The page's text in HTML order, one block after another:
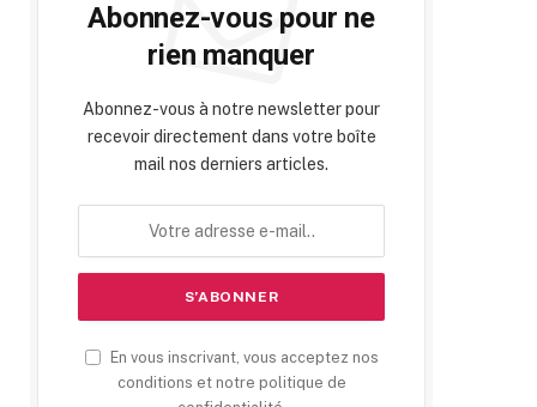
Abonnez-vous pour ne
rien manquer
Abonnez-vous à notre newsletter pour
recevoir directement dans votre boîte
mail nos derniers articles.
En vous inscrivant, vous acceptez nos
conditions et notre politique de